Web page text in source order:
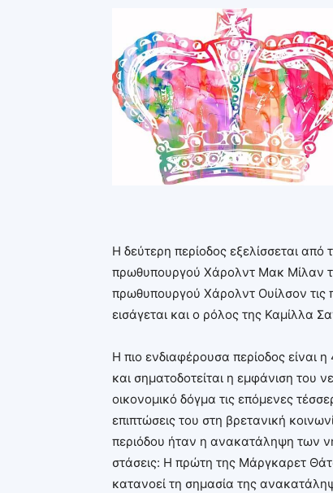
Η δεύτερη περίοδος εξελίσσεται
πρωθυπουργού Χάρολντ Μακ Μίλαν το
πρωθυπουργού Χάρολντ Ουίλσον τις
εισάγεται και ο ρόλος της Καμίλλα
Η πιο ενδιαφέρουσα περίοδος είναι
και σηματοδοτείται η εμφάνιση του
οικονομικό δόγμα τις επόμενες
επιπτώσεις του στη βρετανική
περιόδου ήταν η ανακατάληψη των
στάσεις: Η πρώτη της Μάργκαρετ
κατανοεί τη σημασία της